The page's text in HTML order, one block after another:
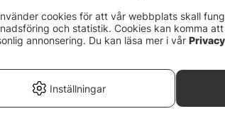
cookies för att vår webbplats skall
och statistik. Cookies kan komma
annonsering. Du kan läsa mer i vår
Inställningar